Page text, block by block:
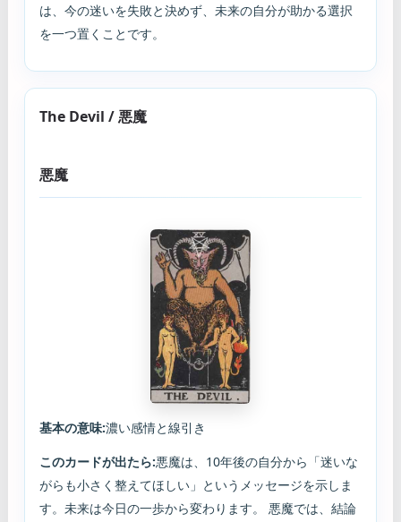
は、今の迷いを失敗と決めず、未来の自分が助かる選択
を一つ置くことです。
The Devil / 悪魔
悪魔
基本の意味:濃い感情と線引き
このカードが出たら:悪魔は、10年後の自分から「迷いな
がらも小さく整えてほしい」というメッセージを示しま
す。未来は今日の一歩から変わります。 悪魔では、結論